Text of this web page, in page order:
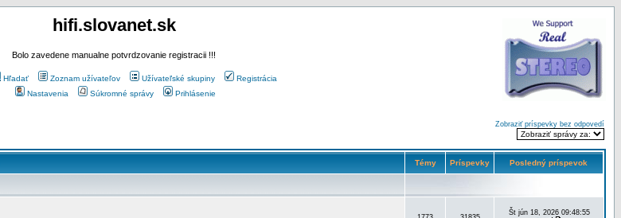
hifi.slovanet.sk
Bolo zavedene manualne potvrdzovanie registracii !!!
Hľadať Zoznam užívateľov Užívateľské skupiny
Registrácia
Nastavenia
Súkromné správy Prihlásenie
Zobraziť príspevky bez odpovedí
Témy Príspevky Posledný príspevok
Št jún 18, 2026 09:48:55